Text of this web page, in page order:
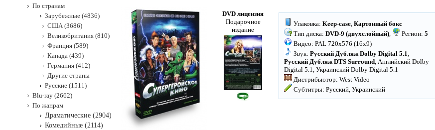
DVD лицензия
Подарочное
издание
Упаковка: Keep-case, Картонный бокс
Тип диска: DVD-9 (двухслойный), Регион: 5
Видео: PAL 720x576 (16x9)
Звук: Русский Дубляж Dolby Digital 5.1,
Русский Дубляж DTS Surround, Английский Dolby
Digital 5.1, Украинский Dolby Digital 5.1
Дистрибьютор: West Video
Субтитры: Русский, Украинский
По странам
Зарубежные (4836)
США (3686)
Великобритания (810)
Франция (589)
Канада (439)
Германия (412)
Другие страны
Русские (1511)
Blu-ray (2662)
По жанрам
Драматические (2904)
Комедийные (2114)